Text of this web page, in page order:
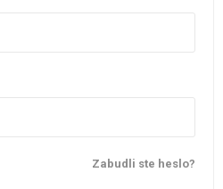
Zabudli ste heslo?